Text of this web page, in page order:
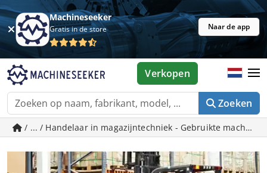
Machineseeker
Gratis in de store Naar de app
Zoeken
Verkopen
/ ... / Handelaar in magazijntechniek - Gebruikte